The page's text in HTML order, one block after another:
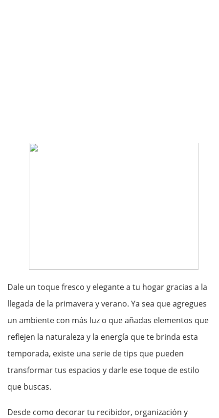
Dale un toque fresco y elegante a tu hogar gracias a la
llegada de la primavera y verano. Ya sea que agregues
un ambiente con más luz o que añadas elementos que
reflejen la naturaleza y la energía que te brinda esta
temporada, existe una serie de tips que pueden
transformar tus espacios y darle ese toque de estilo
que buscas.
Desde como decorar tu recibidor, organización y